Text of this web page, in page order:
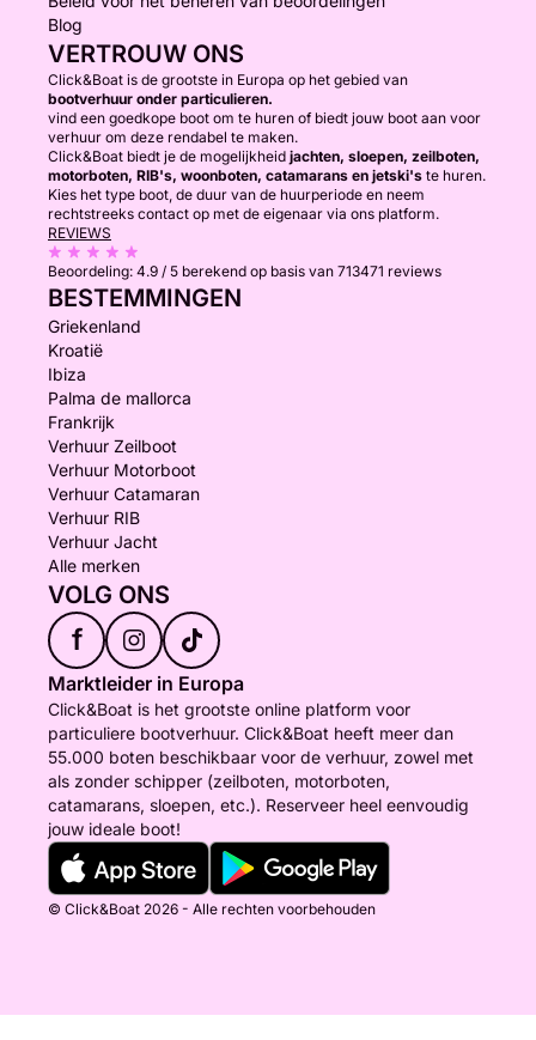
Blog
VERTROUW ONS
Click&Boat is de grootste in Europa op het gebied van
bootverhuur onder particulieren.
vind een goedkope boot om te huren of biedt jouw boot aan voor
verhuur om deze rendabel te maken.
Click&Boat biedt je de mogelijkheid jachten, sloepen, zeilboten,
motorboten, RIB's, woonboten, catamarans en jetski's te huren.
Kies het type boot, de duur van de huurperiode en neem
rechtstreeks contact op met de eigenaar via ons platform.
REVIEWS
Beoordeling: 4.9 / 5 berekend op basis van 713471 reviews
BESTEMMINGEN
Griekenland
Kroatië
Ibiza
Palma de mallorca
Frankrijk
Verhuur Zeilboot
Verhuur Motorboot
Verhuur Catamaran
Verhuur RIB
Verhuur Jacht
Alle merken
VOLG ONS
f
Marktleider in Europa
Click&Boat is het grootste online platform voor
particuliere bootverhuur. Click&Boat heeft meer dan
55.000 boten beschikbaar voor de verhuur, zowel met
als zonder schipper (zeilboten, motorboten,
catamarans, sloepen, etc.). Reserveer heel eenvoudig
jouw ideale boot!
© Click&Boat 2026 - Alle rechten voorbehouden